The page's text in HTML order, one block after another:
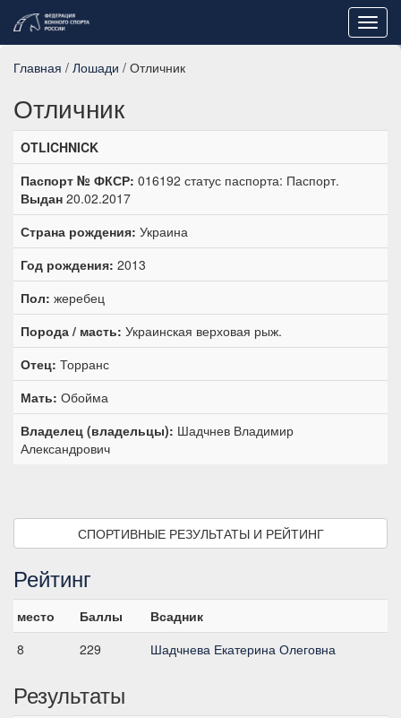
Главная / Лошади / Отличник
Отличник
OTLICHNICK
Паспорт № ФКСР: 016192 статус паспорта: Паспорт.
Выдан 20.02.2017
Страна рождения: Украина
Год рождения: 2013
Пол: жеребец
Порода / масть: Украинская верховая рыж.
Отец: Торранс
Мать: Обойма
Владелец (владельцы): Шадчнев Владимир
Александрович
СПОРТИВНЫЕ РЕЗУЛЬТАТЫ И РЕЙТИНГ
Рейтинг
место Баллы
Всадник
8
229 Шадчнева Екатерина Олеговна
Результаты